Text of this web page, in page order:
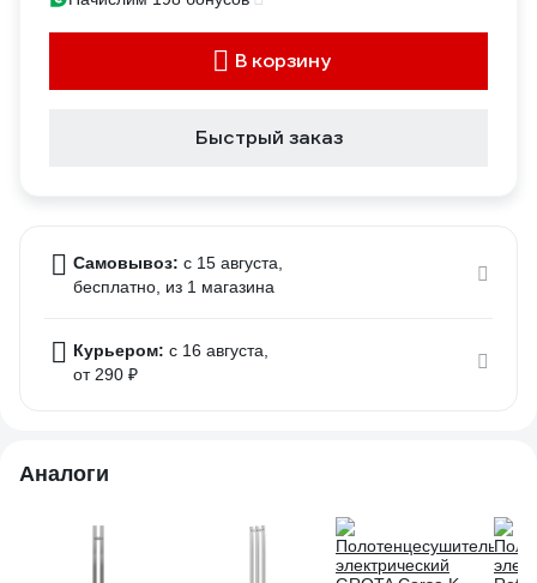
В корзину
Быстрый заказ
Самовывоз: c 15 августа,
бесплатно , из 1 магазина
Курьером: c 16 августа,
от 290 ₽
Аналоги